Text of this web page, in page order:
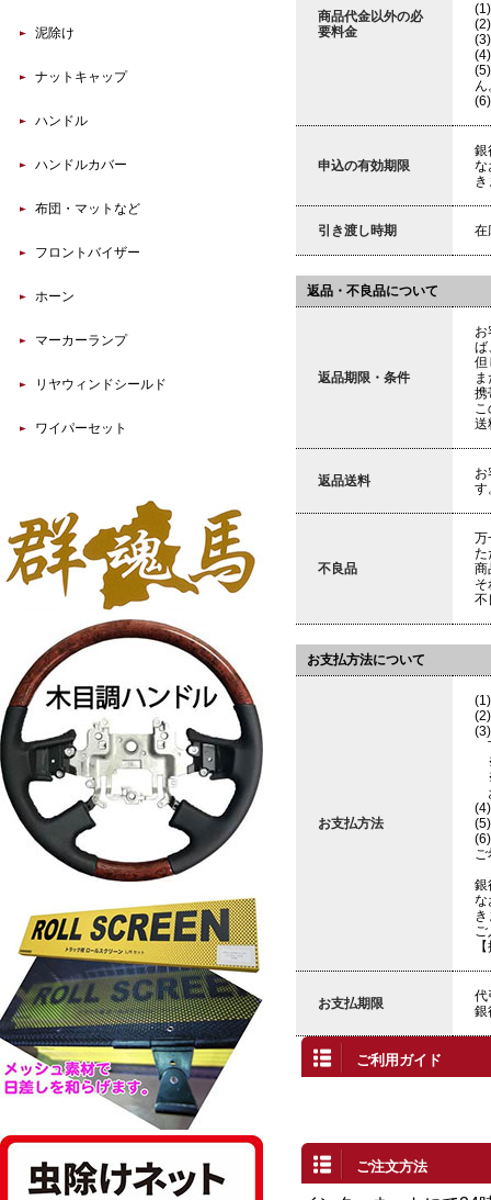
商品代金以外の必
要料金
ん
申込の有効期限
銀
な
き
引き渡し時期 在
返品・不良品について
返品期限・条件
ば
但
携
送
返品送料
す
不良品
万
た
商
不
お支払方法について
お支払方法
銀
な
き
お支払期限
代
銀
ご利用ガイド
ご注文方法
泥除け
ナットキャップ
ハンドル
ハンドルカバー
布団・マットなど
フロントバイザー
ホーン
マーカーランプ
リヤウィンドシールド
ワイパーセット